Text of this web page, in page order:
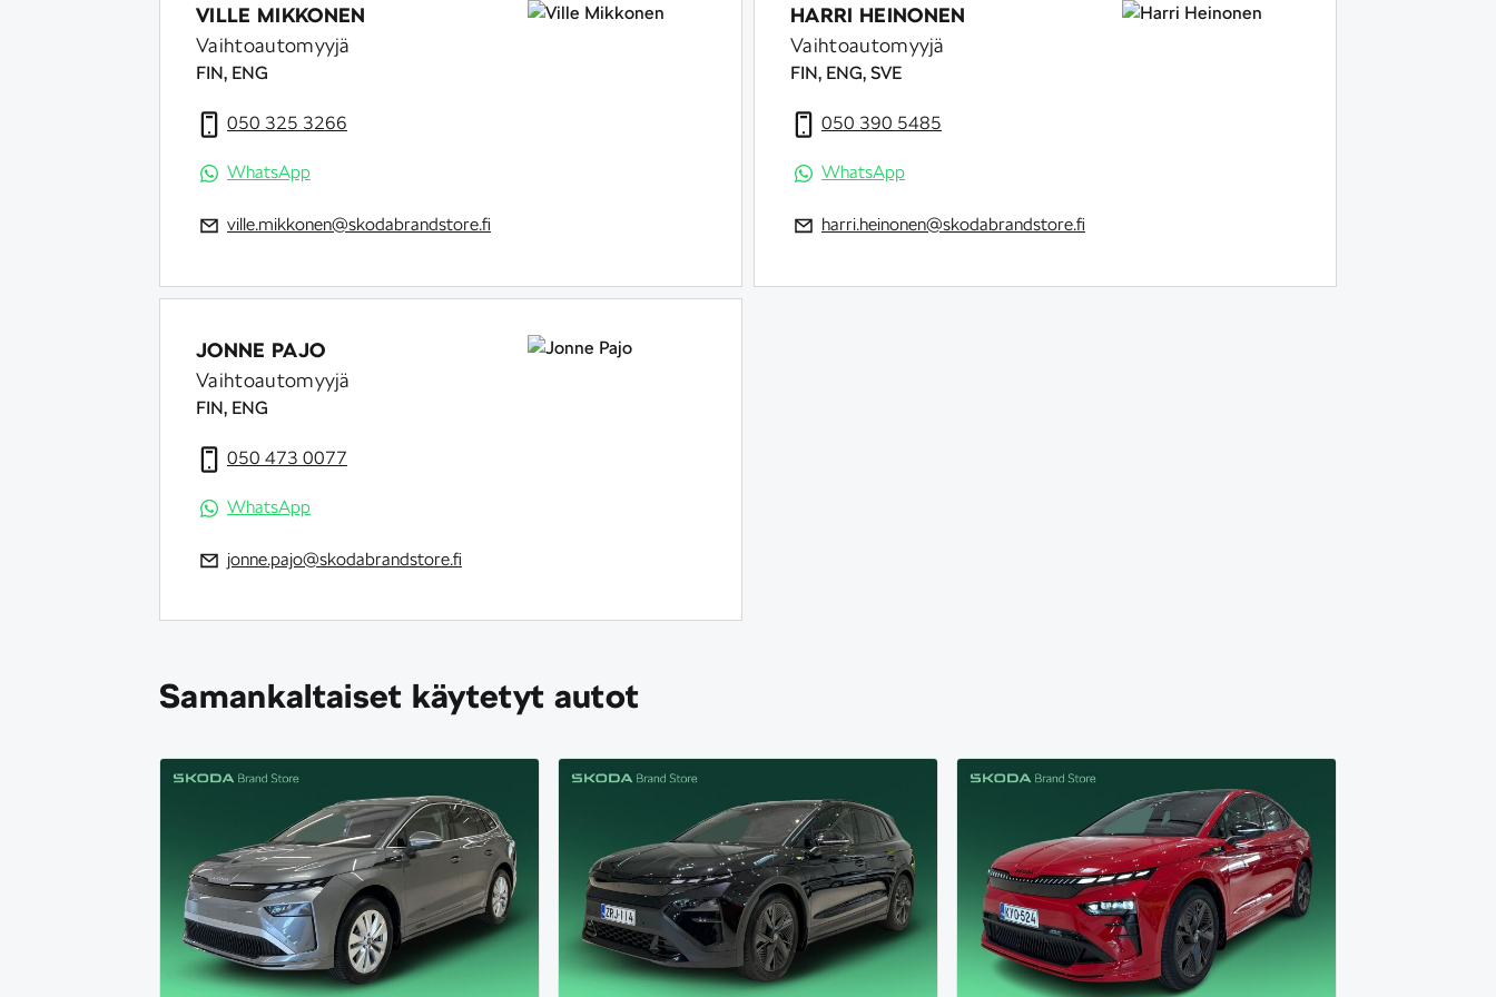
VILLE MIKKONEN
Vaihtoautomyyjä
FIN, ENG
050 325 3266
WhatsApp
ville.mikkonen@skodabrandstore.fi
HARRI HEINONEN
Vaihtoautomyyjä
FIN, ENG, SVE
050 390 5485
WhatsApp
harri.heinonen@skodabrandstore.fi
JONNE PAJO
Vaihtoautomyyjä
FIN, ENG
050 473 0077
WhatsApp
jonne.pajo@skodabrandstore.fi
Samankaltaiset käytetyt autot